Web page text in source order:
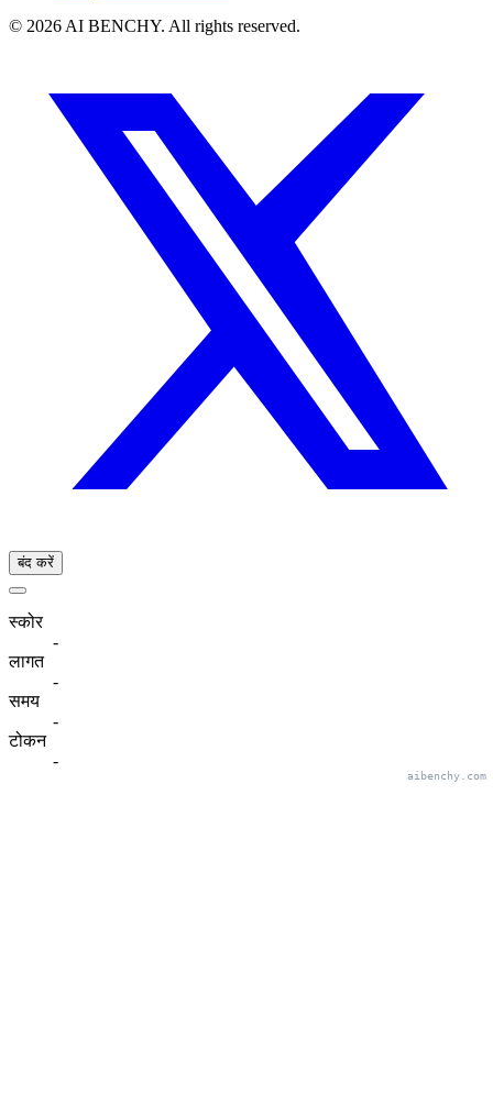
© 2026 AI BENCHY. All rights reserved.
बंद करें
स्कोर
-
लागत
-
समय
-
टोकन
-